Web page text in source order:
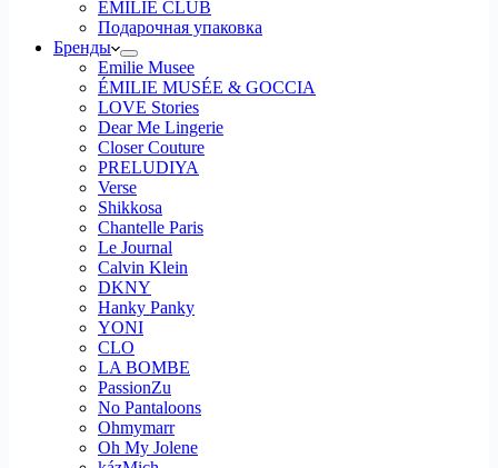
ÉMILIE CLUB
Подарочная упаковка
Бренды
Emilie Musee
ÉMILIE MUSÉE & GOCCIA
LOVE Stories
Dear Me Lingerie
Closer Couture
PRELUDIYA
Verse
Shikkosa
Chantelle Paris
Le Journal
Calvin Klein
DKNY
Hanky Panky
YONI
CLO
LA BOMBE
PassionZu
No Pantaloons
Ohmymarr
Oh My Jolene